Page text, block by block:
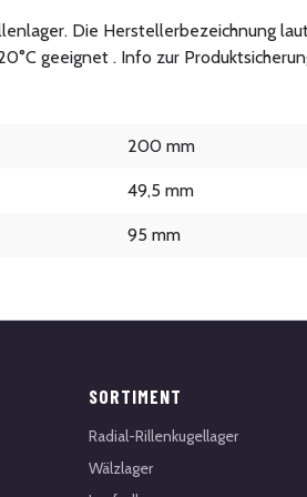
Die Herstellerbezeichnung
geeignet . Info zur
200 mm
49,5 mm
95 mm
SORTIMENT
Radial-Rillenkugellager
Wälzlager